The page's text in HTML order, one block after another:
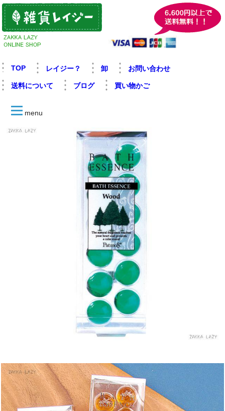
TOP レイジー？ 卸 お問い合わせ
送料について ブログ 買い物かご
menu